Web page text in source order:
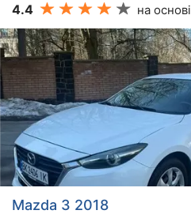
4.4 на основі
Mazda 3 2018